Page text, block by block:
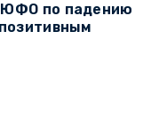
ЮФО по падению